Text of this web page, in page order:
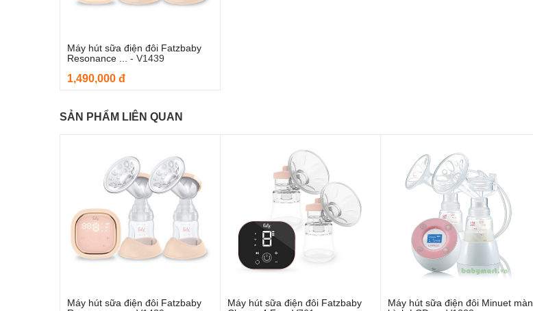
Thêm vào giỏ hàng
Máy hút sữa điện đôi Fatzbaby
Resonance ... - V1439
1,490,000 đ
SẢN PHẨM LIÊN QUAN
Máy hút sữa điện đôi Fatzbaby
Máy hút sữa điện đôi Fatzbaby
Máy hút sữa điện đôi Minuet màn